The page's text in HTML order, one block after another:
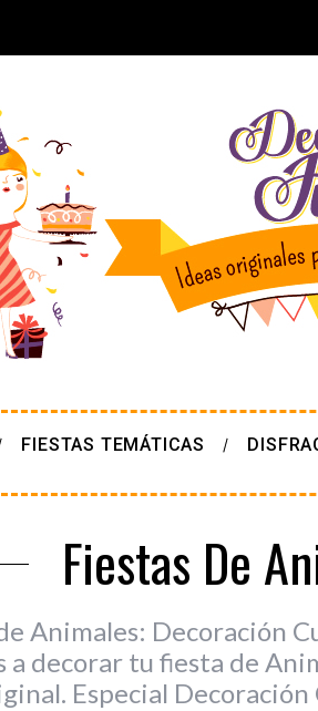
FIESTAS TEMÁTICAS
Fiestas De
Animales: Decoración
a decorar tu fiesta de
Especial